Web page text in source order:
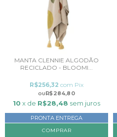
MANTA CLENNIE ALGODÃO
RECICLADO - BLOOMI...
R$284,80
R$256,32 com Pix
10 x de R$28,48 sem juros
PRONTA ENTREGA